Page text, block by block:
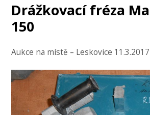
Drážkovací fréza
150
Aukce na místě – Leskovice 11.3.2017